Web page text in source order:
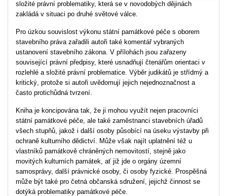
složité právní problematiky, která se v novodobých dějinách
zakládá v situaci po druhé světové válce.
Pro úzkou souvislost výkonu státní památkové péče s oborem
stavebního práva zařadili autoři také komentář vybraných
ustanovení stavebního zákona. V přílohách jsou zařazeny
související právní předpisy, které usnadňují čtenářům orientaci v
rozlehlé a složité právní problematice. Výběr judikátů je střídmý a
kritický, protože si autoři uvědomují jejich nejednoznačnost a
často protichůdná tvrzení.
Kniha je koncipována tak, že ji mohou využít nejen pracovníci
státní památkové péče, ale také zaměstnanci stavebních úřadů
všech stupňů, jakož i další osoby působící na úseku výstavby při
ochraně kulturního dědictví. Může však najít uplatnění též u
vlastníků památkově chráněných nemovitostí, stejně jako
movitých kulturních památek, ať již jde o orgány územní
samosprávy, další právnické osoby, či osoby fyzické. Prospěšná
může být také pro četná občanská sdružení, jejichž činnost se
dotýká problematiky památkové péče.